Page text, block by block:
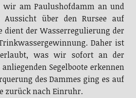
wir am Paulushofdamm an und
Aussicht über den Rursee auf
dient der Wasserregulierung der
Daher ist
was wir sofort an der
Segelboote erkennen
des Dammes ging es auf
zurück nach Einruhr.